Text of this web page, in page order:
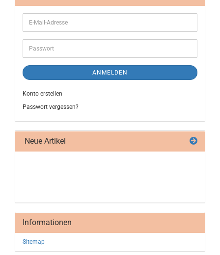
ANMELDEN
Konto erstellen
Passwort vergessen?
Neue Artikel
Informationen
Sitemap